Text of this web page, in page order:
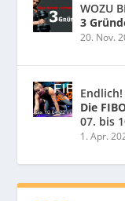
WOZU
3
20. Nov.
Die
07. bis
1. Apr.